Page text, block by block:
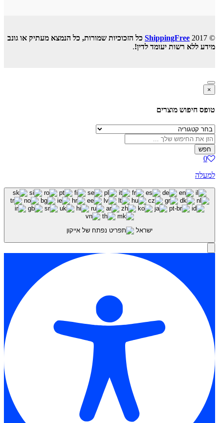
© 2017
ShippingFree כל הזכוכיות שמורות, כל הנמצא מעתיק או גונב
מידע ללא רשות יעומד לדין!.
×
טופס חיפוש מוצרים
חפש
0
למעלה
ישראל